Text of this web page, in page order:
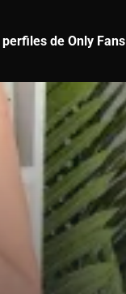
perfiles de Only Fans